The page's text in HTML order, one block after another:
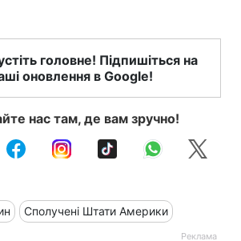
головне! Підпишіться на
оновлення в Google!
нас там, де вам зручно!
Сполучені Штати Америки